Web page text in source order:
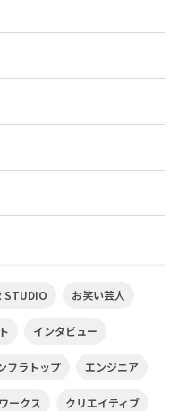
STUDIO お笑い芸人
インタビュー
フラトップ エンジニア
ークス クリエイティブ